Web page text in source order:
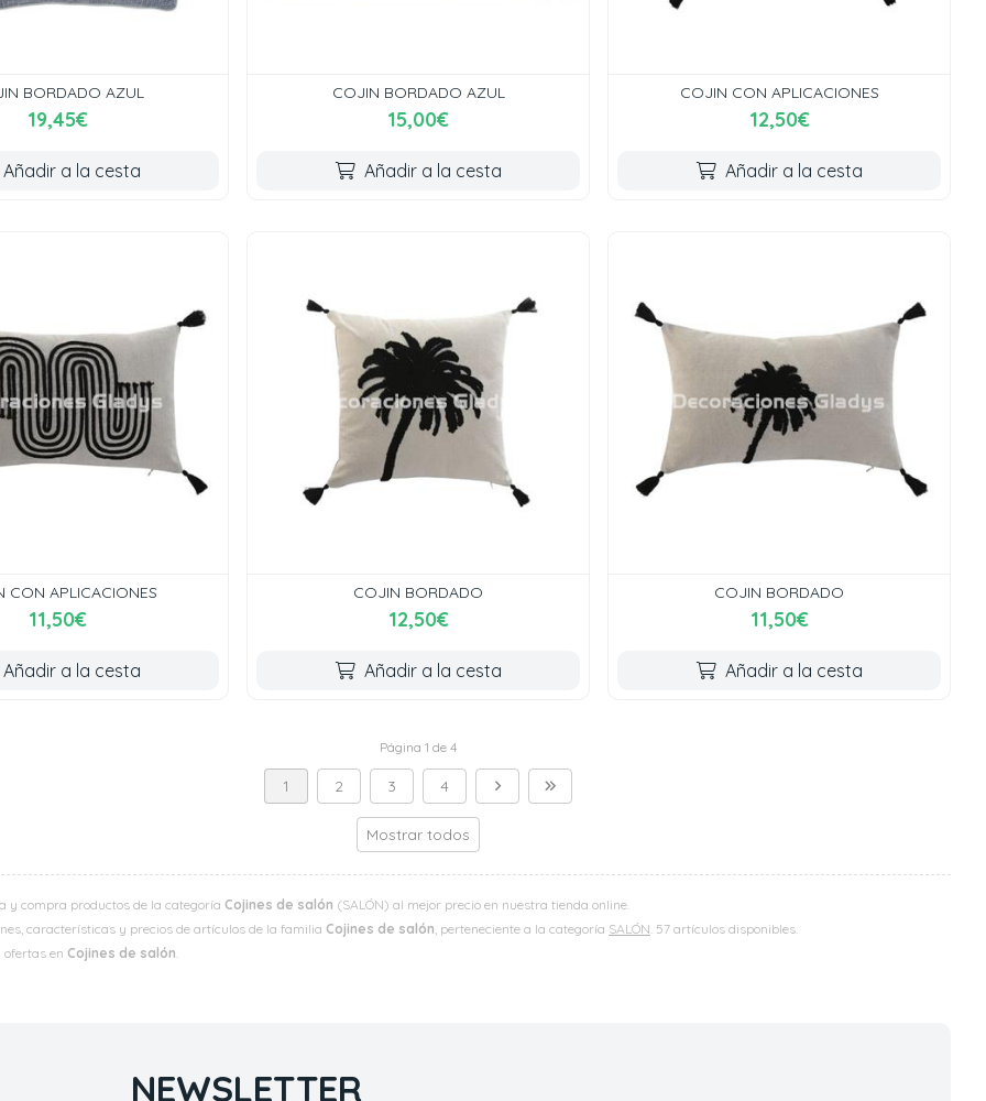
y compra productos de la categoría Cojines de salón (SALÓN) al mejor precio en nuestra tienda online.
características y precios de artículos de la familia Cojines de salón, perteneciente a la categoría SALÓN. 57 artículos disponibles.
ofertas en Cojines de salón.
BORDADO AZUL
19,45€
Añadir a la cesta
COJIN BORDADO AZUL
15,00€
Añadir a la cesta
COJIN CON APLICACIONES
12,50€
Añadir a la cesta
CON APLICACIONES
11,50€
Añadir a la cesta
COJIN BORDADO
12,50€
Añadir a la cesta
COJIN BORDADO
11,50€
Añadir a la cesta
Página 1 de 4
1 2 3 4
Mostrar todos
NEWSLETTER